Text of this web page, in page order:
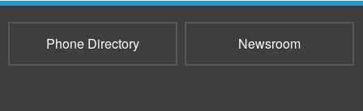
Phone Directory Newsroom